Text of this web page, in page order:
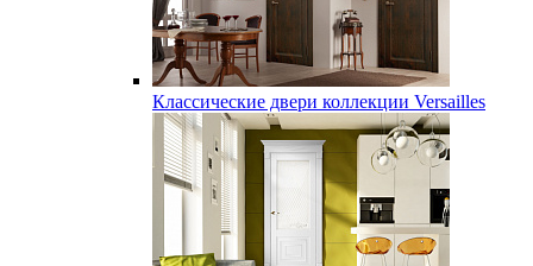
Классические двери коллекции Versailles